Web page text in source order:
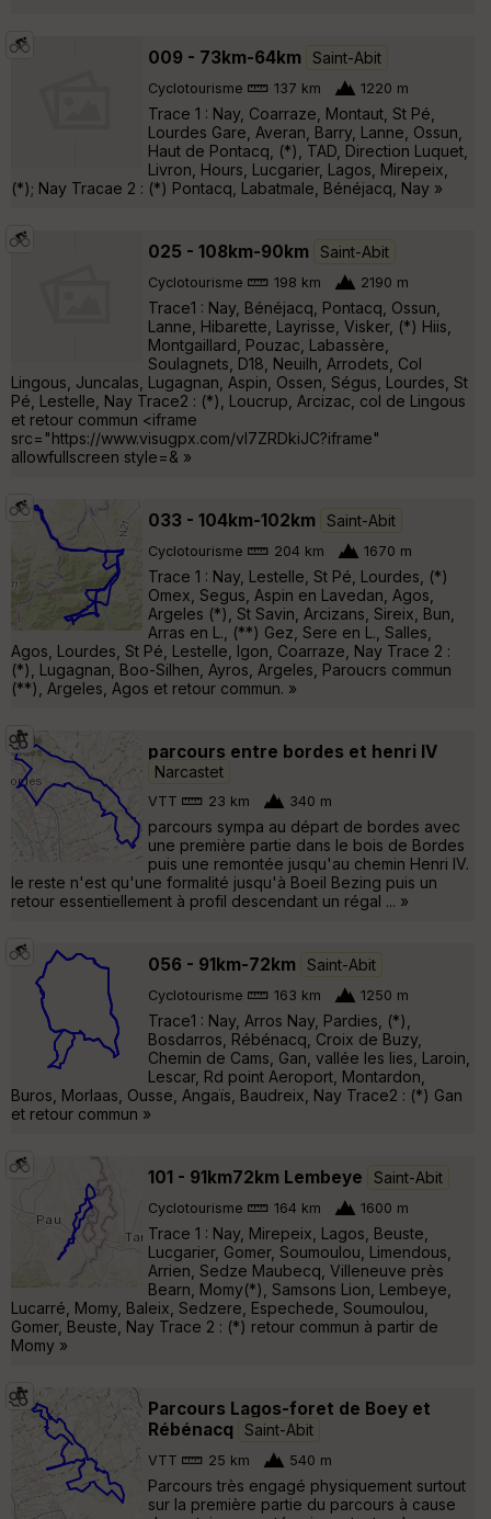
009 - 73km-64km Saint-Abit
Cyclotourisme 137 km 1220 m
Trace 1 : Nay, Coarraze, Montaut, St Pé,
Lourdes Gare, Averan, Barry, Lanne, Ossun,
Haut de Pontacq, (*), TAD, Direction Luquet,
Livron, Hours, Lucgarier, Lagos, Mirepeix,
(*); Nay Tracae 2 : (*) Pontacq, Labatmale, Bénéjacq, Nay »
025 - 108km-90km Saint-Abit
Cyclotourisme 198 km 2190 m
Trace1 : Nay, Bénéjacq, Pontacq, Ossun,
Lanne, Hibarette, Layrisse, Visker, (*) Hiis,
Montgaillard, Pouzac, Labassère,
Soulagnets, D18, Neuilh, Arrodets, Col
Lingous, Juncalas, Lugagnan, Aspin, Ossen, Ségus, Lourdes, St
Pé, Lestelle, Nay Trace2 : (*), Loucrup, Arcizac, col de Lingous
et retour commun <iframe
src="https://www.visugpx.com/vI7ZRDkiJC?iframe"
allowfullscreen style=& »
033 - 104km-102km Saint-Abit
Cyclotourisme 204 km 1670 m
Trace 1 : Nay, Lestelle, St Pé, Lourdes, (*)
Omex, Segus, Aspin en Lavedan, Agos,
Argeles (*), St Savin, Arcizans, Sireix, Bun,
Arras en L., (**) Gez, Sere en L., Salles,
Agos, Lourdes, St Pé, Lestelle, Igon, Coarraze, Nay Trace 2 :
(*), Lugagnan, Boo-Silhen, Ayros, Argeles, Paroucrs commun
(**), Argeles, Agos et retour commun. »
parcours entre bordes et henri IV
Narcastet
VTT 23 km 340 m
parcours sympa au départ de bordes avec
une première partie dans le bois de Bordes
puis une remontée jusqu'au chemin Henri IV.
le reste n'est qu'une formalité jusqu'à Boeil Bezing puis un
retour essentiellement à profil descendant un régal ... »
056 - 91km-72km Saint-Abit
Cyclotourisme 163 km 1250 m
Trace1 : Nay, Arros Nay, Pardies, (*),
Bosdarros, Rébénacq, Croix de Buzy,
Chemin de Cams, Gan, vallée les lies, Laroin,
Lescar, Rd point Aeroport, Montardon,
Buros, Morlaas, Ousse, Angaïs, Baudreix, Nay Trace2 : (*) Gan
et retour commun »
101 - 91km72km Lembeye Saint-Abit
Cyclotourisme 164 km 1600 m
Trace 1 : Nay, Mirepeix, Lagos, Beuste,
Lucgarier, Gomer, Soumoulou, Limendous,
Arrien, Sedze Maubecq, Villeneuve près
Bearn, Momy(*), Samsons Lion, Lembeye,
Lucarré, Momy, Baleix, Sedzere, Espechede, Soumoulou,
Gomer, Beuste, Nay Trace 2 : (*) retour commun à partir de
Momy »
Parcours Lagos-foret de Boey et
Rébénacq
Saint-Abit
VTT 25 km 540 m
Parcours très engagé physiquement surtout
sur la première partie du parcours à cause